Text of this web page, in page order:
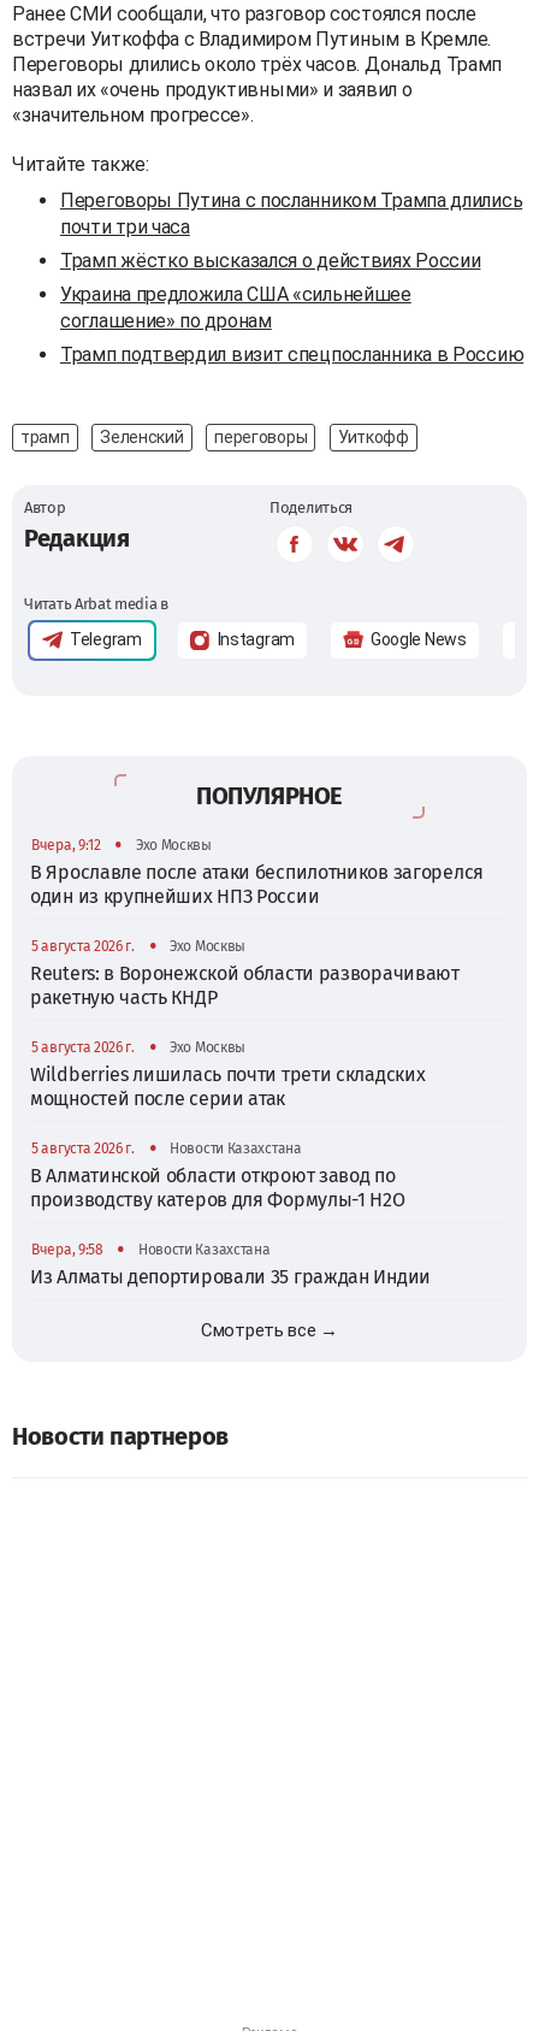
Ранее СМИ сообщали, что разговор состоялся после
встречи Уиткоффа с Владимиром Путиным в Кремле.
Переговоры длились около трёх часов. Дональд Трамп
назвал их «очень продуктивными» и заявил о
«значительном прогрессе».
Читайте также:
Переговоры Путина с посланником Трампа длились
почти три часа
Трамп жёстко высказался о действиях России
Украина предложила США «сильнейшее
соглашение» по дронам
Трамп подтвердил визит спецпосланника в Россию
трамп Зеленский переговоры Уиткофф
Автор
Редакция
Поделиться
Читать Arbat media в
Telegram Instagram Google News
ПОПУЛЯРНОЕ
Вчера, 9:12 • Эхо Москвы
В Ярославле после атаки беспилотников загорелся
один из крупнейших НПЗ России
5 августа 2026 г. • Эхо Москвы
Reuters: в Воронежской области разворачивают
ракетную часть КНДР
5 августа 2026 г. • Эхо Москвы
Wildberries лишилась почти трети складских
мощностей после серии атак
5 августа 2026 г. • Новости Казахстана
В Алматинской области откроют завод по
производству катеров для Формулы-1 H2O
Вчера, 9:58 • Новости Казахстана
Из Алматы депортировали 35 граждан Индии
Смотреть все →
Новости партнеров